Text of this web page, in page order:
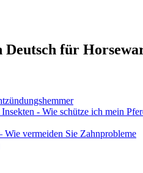
Deutsch für
- Wie schütze ich mein
Wie vermeiden Sie Zahnprobleme